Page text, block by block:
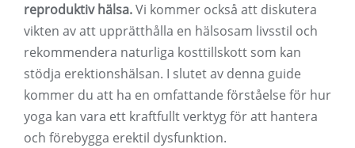
reproduktiv hälsa.Vi kommer också att diskutera
vikten av att upprätthålla en hälsosam livsstil och
rekommendera naturliga kosttillskott som kan
stödja erektionshälsan. I slutet av denna guide
kommer du att ha en omfattande förståelse för hur
yoga kan vara ett kraftfullt verktyg för att hantera
och förebygga erektil dysfunktion.